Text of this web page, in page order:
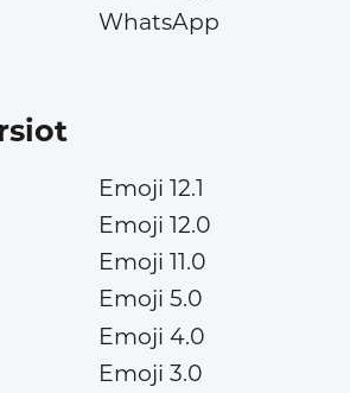
WhatsApp
Emoji 12.1
Emoji 12.0
Emoji 11.0
Emoji 5.0
Emoji 4.0
Emoji 3.0